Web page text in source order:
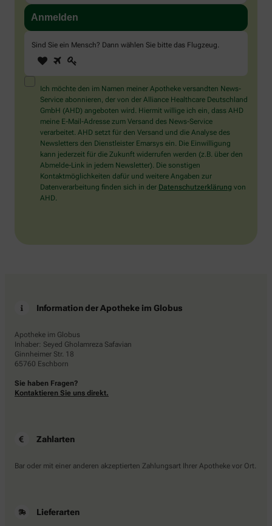
Sind Sie ein Mensch? Dann wählen Sie bitte das Flugzeug.
Sind
Sie
ein
Mensch?
Dann
wählen
Sie
bitte
das
Flugzeug.
1 2
Ich möchte den im Namen meiner Apotheke versandten News-
Service abonnieren, der von der Alliance Healthcare Deutschland
GmbH (AHD) angeboten wird. Hiermit willige ich ein, dass AHD
meine E-Mail-Adresse zum Versand des News-Service
verarbeitet. AHD setzt für den Versand und die Analyse des
Newsletters den Dienstleister Emarsys ein. Die Einwilligung
kann jederzeit für die Zukunft widerrufen werden (z.B. über den
Abmelde-Link in jedem Newsletter). Die sonstigen
Kontaktmöglichkeiten dafür und weitere Angaben zur
Datenverarbeitung finden sich in der Datenschutzerklärung von
AHD.
Information der Apotheke im Globus
Apotheke im Globus
Inhaber: Seyed Gholamreza Safavian
Ginnheimer Str. 18
65760 Eschborn
Sie haben Fragen?
Kontaktieren Sie uns direkt.
Zahlarten
Bar oder mit einer anderen akzeptierten Zahlungsart Ihrer Apotheke vor Ort.
Lieferarten